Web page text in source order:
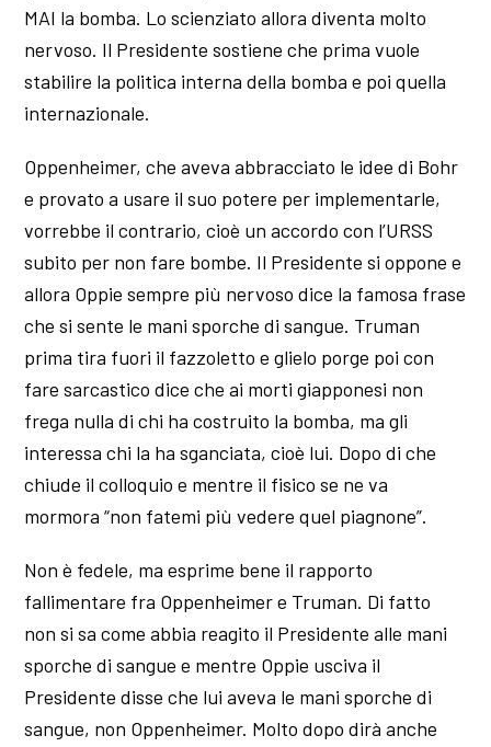
MAI la bomba. Lo scienziato allora diventa molto
nervoso. Il Presidente sostiene che prima vuole
stabilire la politica interna della bomba e poi quella
internazionale.
Oppenheimer, che aveva abbracciato le idee di Bohr
e provato a usare il suo potere per implementarle,
vorrebbe il contrario, cioè un accordo con l’URSS
subito per non fare bombe. Il Presidente si oppone e
allora Oppie sempre più nervoso dice la famosa frase
che si sente le mani sporche di sangue. Truman
prima tira fuori il fazzoletto e glielo porge poi con
fare sarcastico dice che ai morti giapponesi non
frega nulla di chi ha costruito la bomba, ma gli
interessa chi la ha sganciata, cioè lui. Dopo di che
chiude il colloquio e mentre il fisico se ne va
mormora “non fatemi più vedere quel piagnone”.
Non è fedele, ma esprime bene il rapporto
fallimentare fra Oppenheimer e Truman. Di fatto
non si sa come abbia reagito il Presidente alle mani
sporche di sangue e mentre Oppie usciva il
Presidente disse che lui aveva le mani sporche di
sangue, non Oppenheimer. Molto dopo dirà anche